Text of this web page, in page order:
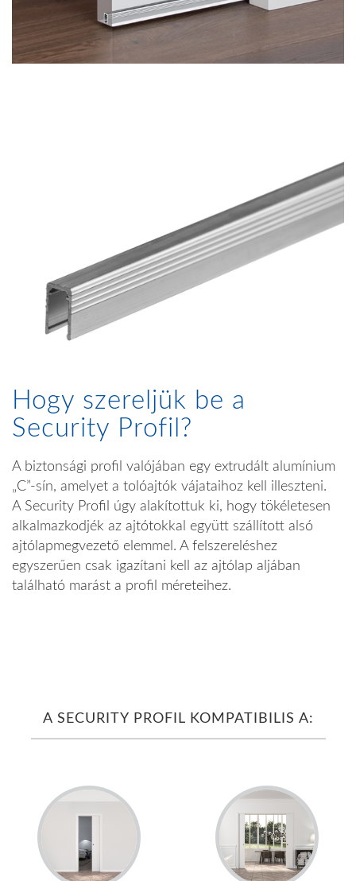
Hogy szereljük be a
Security Profil?
A biztonsági profil valójában egy extrudált alumínium
„C”-sín, amelyet a tolóajtók vájataihoz kell illeszteni.
A Security Profil úgy alakítottuk ki, hogy tökéletesen
alkalmazkodjék az ajtótokkal együtt szállított alsó
ajtólapmegvezető elemmel. A felszereléshez
egyszerűen csak igazítani kell az ajtólap aljában
található marást a profil méreteihez.
A SECURITY PROFIL KOMPATIBILIS A: